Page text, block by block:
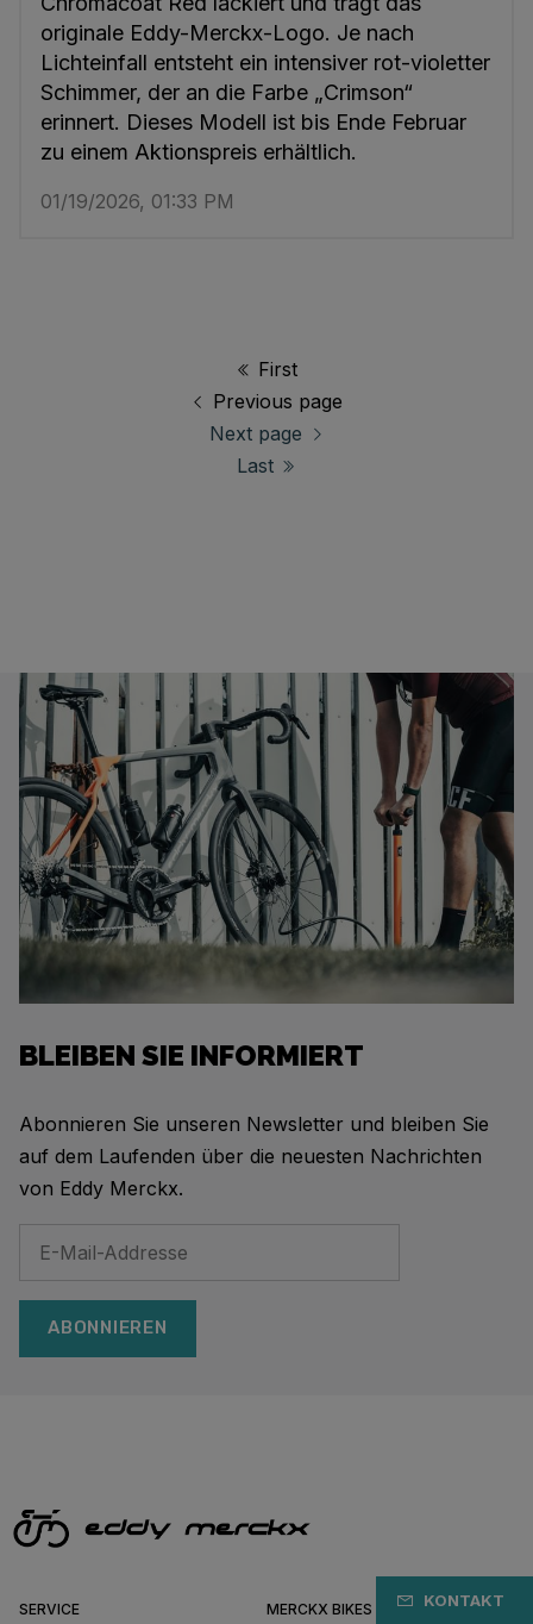
originale Eddy-Merckx-Logo. Je nach
Lichteinfall entsteht ein intensiver rot-violetter
Schimmer, der an die Farbe „Crimson“
erinnert. Dieses Modell ist bis Ende Februar
zu einem Aktionspreis erhältlich.
01/19/2026, 01:33 PM
First
Previous page
Next page
Last
KONTAKT
BLEIBEN SIE INFORMIERT
Abonnieren Sie unseren Newsletter und bleiben Sie
auf dem Laufenden über die neuesten Nachrichten
von Eddy Merckx.
ABONNIEREN
SERVICE MERCKX BIKES